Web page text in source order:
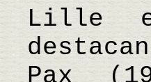
Lille
Pax